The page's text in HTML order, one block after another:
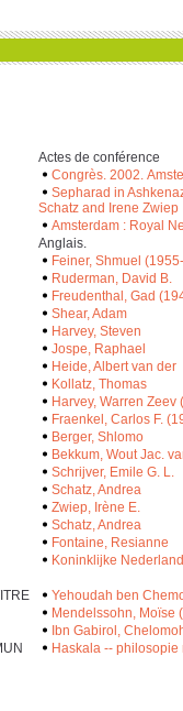
Actes de conférence
Congrès. 2002.
Sepharad in
Schatz and Irene
Amsterdam : Royal
Anglais.
Feiner, Shmuel
Ruderman, David B.
Freudenthal, Gad
Shear, Adam
Harvey, Steven
Jospe, Raphael
Heide, Albert van der
Kollatz, Thomas
Harvey, Warren Zeev
Fraenkel, Carlos F.
Berger, Shlomo
Bekkum, Wout Jac.
Schrijver, Emile G. L.
Schatz, Andrea
Zwiep, Irène E.
Schatz, Andrea
Fontaine, Resianne
Koninklijke
Yehoudah ben
Mendelssohn, Moïse
Ibn Gabirol,
Haskala -- philosopie